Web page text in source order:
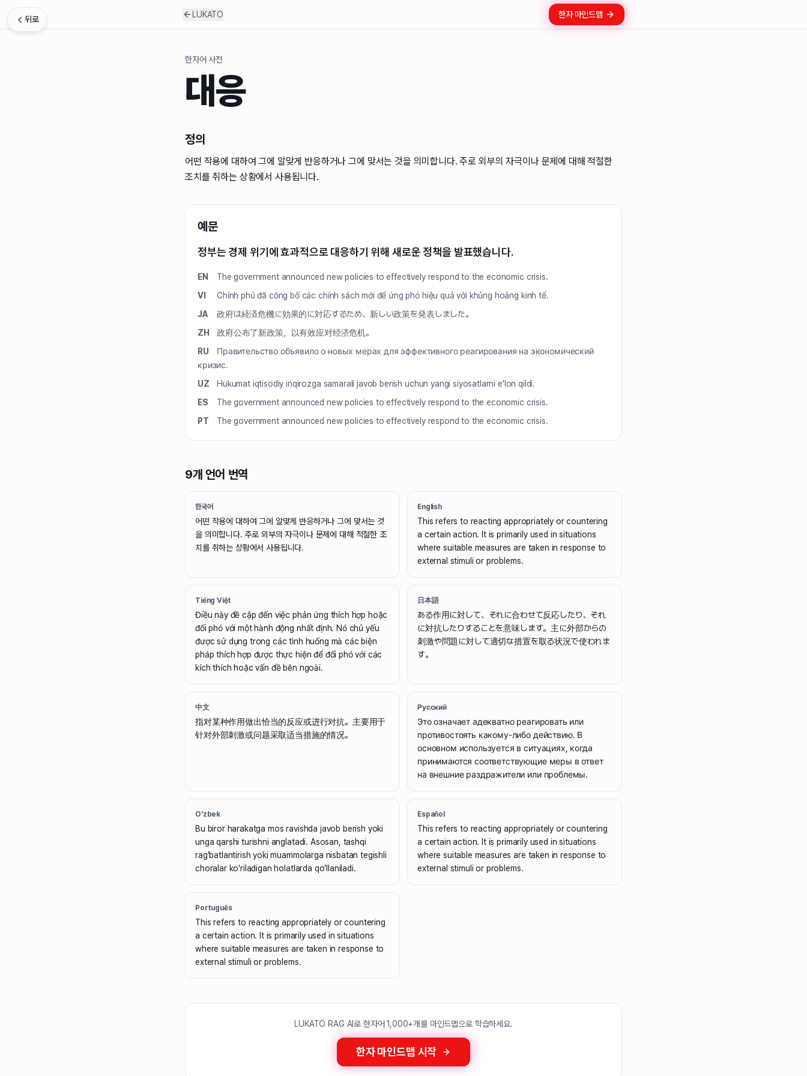
뒤로
LUKATO 한자 마인드맵
한자어 사전
대응
정의
어떤 작용에 대하여 그에 알맞게 반응하거나 그에 맞서는 것을 의미합니다. 주로 외부의 자극이나 문제에 대해 적절한
조치를 취하는 상황에서 사용됩니다.
예문
정부는 경제 위기에 효과적으로 대응하기 위해 새로운 정책을 발표했습니다.
EN
The government announced new policies to effectively respond to the economic crisis.
VI
Chính phủ đã công bố các chính sách mới để ứng phó hiệu quả với khủng hoảng kinh tế.
JA
政府は経済危機に効果的に対応するため、新しい政策を発表しました。
ZH
政府公布了新政策，以有效应对经济危机。
RU
Правительство объявило о новых мерах для эффективного реагирования на экономический
кризис.
UZ
Hukumat iqtisodiy inqirozga samarali javob berish uchun yangi siyosatlarni e'lon qildi.
ES
The government announced new policies to effectively respond to the economic crisis.
PT
The government announced new policies to effectively respond to the economic crisis.
9개 언어 번역
한국어
어떤 작용에 대하여 그에 알맞게 반응하거나 그에 맞서는 것
을 의미합니다. 주로 외부의 자극이나 문제에 대해 적절한 조
치를 취하는 상황에서 사용됩니다.
English
This refers to reacting appropriately or countering
a certain action. It is primarily used in situations
where suitable measures are taken in response to
external stimuli or problems.
Tiếng Việt
Điều này đề cập đến việc phản ứng thích hợp hoặc
đối phó với một hành động nhất định. Nó chủ yếu
được sử dụng trong các tình huống mà các biện
pháp thích hợp được thực hiện để đối phó với các
kích thích hoặc vấn đề bên ngoài.
日本語
ある作用に対して、それに合わせて反応したり、それ
に対抗したりすることを意味します。主に外部からの
刺激や問題に対して適切な措置を取る状況で使われま
す。
中文
指对某种作用做出恰当的反应或进行对抗。主要用于
针对外部刺激或问题采取适当措施的情况。
Русский
Это означает адекватно реагировать или
противостоять какому-либо действию. В
основном используется в ситуациях, когда
принимаются соответствующие меры в ответ
на внешние раздражители или проблемы.
O'zbek
Bu biror harakatga mos ravishda javob berish yoki
unga qarshi turishni anglatadi. Asosan, tashqi
rag'batlantirish yoki muammolarga nisbatan tegishli
choralar ko'riladigan holatlarda qo'llaniladi.
Español
This refers to reacting appropriately or countering
a certain action. It is primarily used in situations
where suitable measures are taken in response to
external stimuli or problems.
Português
This refers to reacting appropriately or countering
a certain action. It is primarily used in situations
where suitable measures are taken in response to
external stimuli or problems.
LUKATO RAG AI로 한자어 1,000+개를 마인드맵으로 학습하세요.
한자 마인드맵 시작